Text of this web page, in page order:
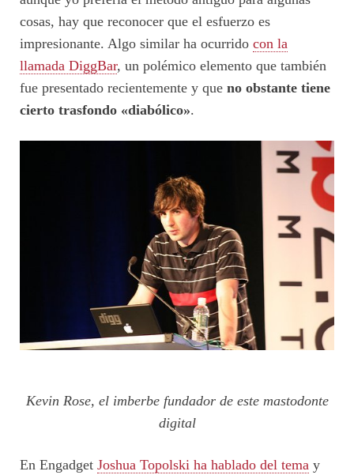
cosas, hay que reconocer que el esfuerzo es
impresionante. Algo similar ha ocurrido con la
llamada DiggBar, un polémico elemento que también
fue presentado recientemente y que no obstante tiene
cierto trasfondo «diabólico».
Kevin Rose, el imberbe fundador de este mastodonte
digital
En Engadget Joshua Topolski ha hablado del tema y